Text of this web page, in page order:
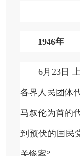
1946年
6月23日 上
各界人民团体
马叙伦为首的
到预伏的国民
关惨案”。